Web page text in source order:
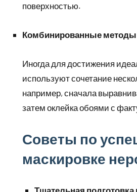
поверхностью.
Комбинированные методы
Иногда для достижения
используют сочетание
например, сначала
затем оклейка обоями с
Советы по
маскировке
Тщательная подготовка